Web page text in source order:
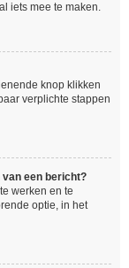
iets mee te maken.
knop klikken
verplichte stappen
een bericht?
werken en te
optie, in het